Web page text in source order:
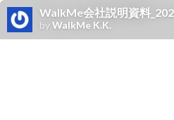
WalkMe会社説明資料
byWalkMe K.K.